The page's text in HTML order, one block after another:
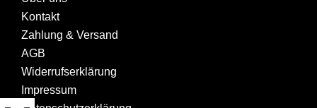
Kontakt
Zahlung & Versand
AGB
Widerrufserklärung
Impressum